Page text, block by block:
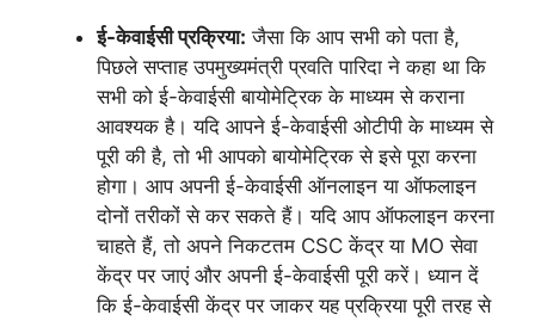
ई-केवाईसी प्रक्रिया: जैसा कि आप सभी को पता है,
पिछले सप्ताह उपमुख्यमंत्री प्रवति पारिदा ने कहा था कि
सभी को ई-केवाईसी बायोमेट्रिक के माध्यम से कराना
आवश्यक है। यदि आपने ई-केवाईसी ओटीपी के माध्यम से
पूरी की है, तो भी आपको बायोमेट्रिक से इसे पूरा करना
होगा। आप अपनी ई-केवाईसी ऑनलाइन या ऑफलाइन
दोनों तरीकों से कर सकते हैं। यदि आप ऑफलाइन करना
चाहते हैं, तो अपने निकटतम CSC केंद्र या MO सेवा
केंद्र पर जाएं और अपनी ई-केवाईसी पूरी करें। ध्यान दें
कि ई-केवाईसी केंद्र पर जाकर यह प्रक्रिया पूरी तरह से